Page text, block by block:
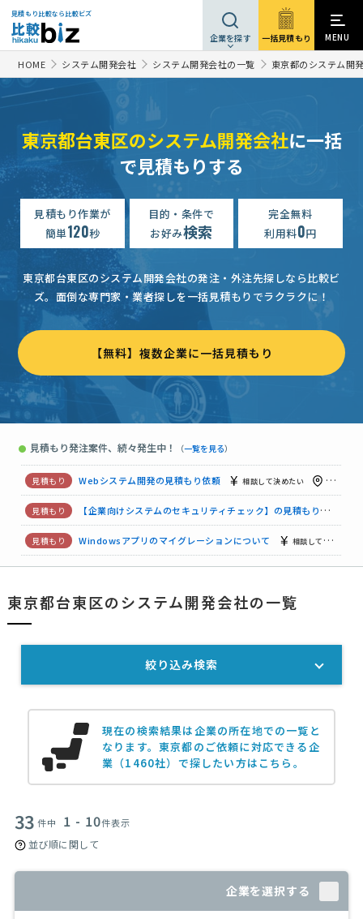
見積もり比較なら比較ビズ
企業を探す 一括見積もり MENU
HOME システム開発会社 システム開発会社の一覧 東京都のシステム開
東京都台東区のシステム開発会社に一括
で見積もりする
見積もり作業が
簡単120秒
目的・条件で
お好み検索
完全無料
利用料0円
東京都台東区のシステム開発会社の発注・外注先探しなら比較ビ
ズ。 面倒な専門家・業者探しを一括見積もりでラクラクに！
【無料】複数企業に一括見積もり
● 見積もり発注案件、続々発生中！ （一覧を見る）
Webシステム開発の見積もり依頼
【企業向けシステムのセキュリティチェック】の見積もり依頼
相談して決めたい
【貸別荘の予約管理システムの開】Webシステム開発の見積もり依頼
【業務システムのエクセルシート作成依頼】システム開発会社への問合せ
【精算機システムの開発（組み込みC++）を支援】業務システムの見積もり依頼
【サーバOS更改】業務システムの見積もり依頼 700万円まで
スマホアプリ開発の見積もり依頼
Webシステム開発の見積もり依頼 相談して決めたい
【企業向けシステムのセキュリティチェック】の見積もり依頼
Windowsアプリのマイグレーションについて 相談して決めたい
【業務システムのエクセルシート作成依頼】システム開発会社への問合せ
東京都台東区のシステム開発会社の一覧
現在の検索結果は企業の所在地での一覧と
なります。東京都のご依頼に対応できる企
業（1460社）で探したい方はこちら。
33 件中 1 - 10件表示
並び順に関して
企業を選択する
絞り込み検索